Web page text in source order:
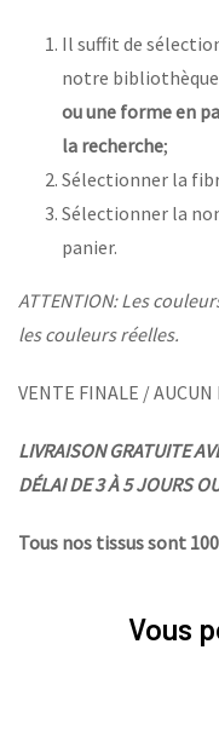
Il suffit de
notre bibliothèque
ou une forme en
la recherche;
Sélectionner la
Sélectionner la
panier.
ATTENTION: Les
les couleurs réelles.
VENTE FINALE /
LIVRAISON GRATUITE
DÉLAI DE 3 À 5 JOURS
Tous nos tissus sont
Vous